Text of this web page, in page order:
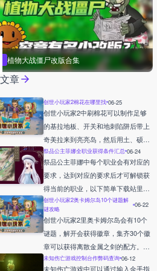
植物大战僵尸改版合集
章
创世小玩家2棉花在哪里找 06-25
创世小玩家2中刷棉花可以制作足够
的基拉地板、开关和地刺陷阱后带上
奇美拉来到亮亮岛，然后用土、硕石
土、粘土，找到有虫子和炸弹石的地
方堆起来，到足够高度后向前建二十
个格子建成三排，在起点格子也用同
样材料花费七个建一个小方框，放上
小凳子，在其中放上方框，然后在小
房子里放一圈地刺，中间放置基拉地
板和开关，最后回到小框里的凳子坐
下就能够刷怪出来了。
祭品公主菲娜全职业获得条件汇总 06-24
祭品公主菲娜中每个职业会有对应的
要求，达到对应的要求后才可解锁获
得当前的职业，以下简单下载站里列
举整理出了这些职业解锁的条件详情
内容！
创世小玩家2奥卡姆尔岛10个谜题解
谜攻略
06-22
创世小玩家2里奥卡姆尔岛会有10个
谜题，解开会获得徽章，集齐30个徽
章可以获得离散金属之剑的配方。详
细的关于各个谜题的解谜答案相关内
未知伤亡游戏控制台作弊码查询 06-12
未知伤亡游戏中可以通过输入金手指